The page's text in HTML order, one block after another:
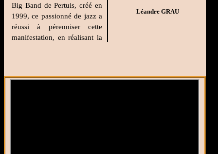
Big Band de Pertuis, créé en
1999, ce passionné de jazz a
réussi à pérenniser cette
manifestation, en réalisant la
Léandre GRAU